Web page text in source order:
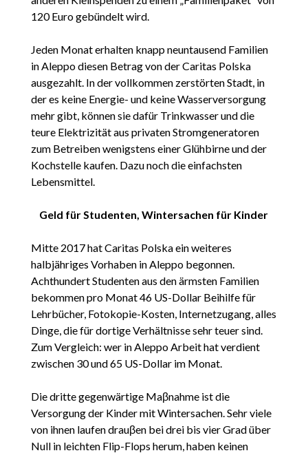
120 Euro gebündelt wird.
Jeden Monat erhalten knapp neuntausend Familien
in Aleppo diesen Betrag von der Caritas Polska
ausgezahlt. In der vollkommen zerstörten Stadt, in
der es keine Energie- und keine Wasserversorgung
mehr gibt, können sie dafür Trinkwasser und die
teure Elektrizität aus privaten Stromgeneratoren
zum Betreiben wenigstens einer Glühbirne und der
Kochstelle kaufen. Dazu noch die einfachsten
Lebensmittel.
Geld für Studenten, Wintersachen für Kinder
Mitte 2017 hat Caritas Polska ein weiteres
halbjähriges Vorhaben in Aleppo begonnen.
Achthundert Studenten aus den ärmsten Familien
bekommen pro Monat 46 US-Dollar Beihilfe für
Lehrbücher, Fotokopie-Kosten, Internetzugang, alles
Dinge, die für dortige Verhältnisse sehr teuer sind.
Zum Vergleich: wer in Aleppo Arbeit hat verdient
zwischen 30 und 65 US-Dollar im Monat.
Die dritte gegenwärtige Maβnahme ist die
Versorgung der Kinder mit Wintersachen. Sehr viele
von ihnen laufen drauβen bei drei bis vier Grad über
Null in leichten Flip-Flops herum, haben keinen